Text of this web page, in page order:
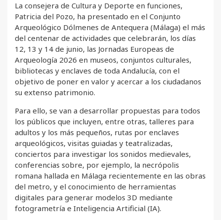
La consejera de Cultura y Deporte en funciones,
Patricia del Pozo, ha presentado en el Conjunto
Arqueológico Dólmenes de Antequera (Málaga) el más
del centenar de actividades que celebrarán, los días
12, 13 y 14 de junio, las Jornadas Europeas de
Arqueología 2026 en museos, conjuntos culturales,
bibliotecas y enclaves de toda Andalucía, con el
objetivo de poner en valor y acercar a los ciudadanos
su extenso patrimonio.
Para ello, se van a desarrollar propuestas para todos
los públicos que incluyen, entre otras, talleres para
adultos y los más pequeños, rutas por enclaves
arqueológicos, visitas guiadas y teatralizadas,
conciertos para investigar los sonidos medievales,
conferencias sobre, por ejemplo, la necrópolis
romana hallada en Málaga recientemente en las obras
del metro, y el conocimiento de herramientas
digitales para generar modelos 3D mediante
fotogrametría e Inteligencia Artificial (IA).